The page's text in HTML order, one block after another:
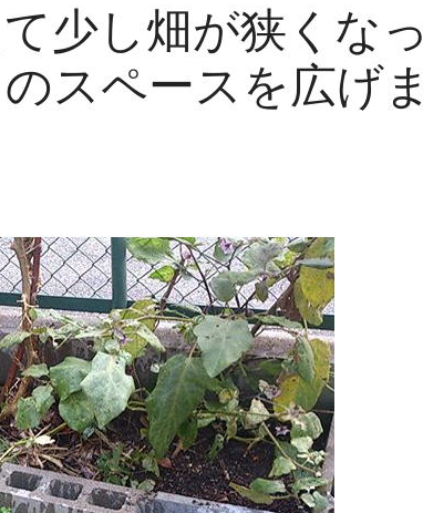
少し畑が狭くなっ
スペースを広げま